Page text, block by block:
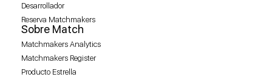
Desarrollador
Reserva Matchmakers
Sobre Match
Matchmakers Analytics
Matchmakers Register
Producto Estrella